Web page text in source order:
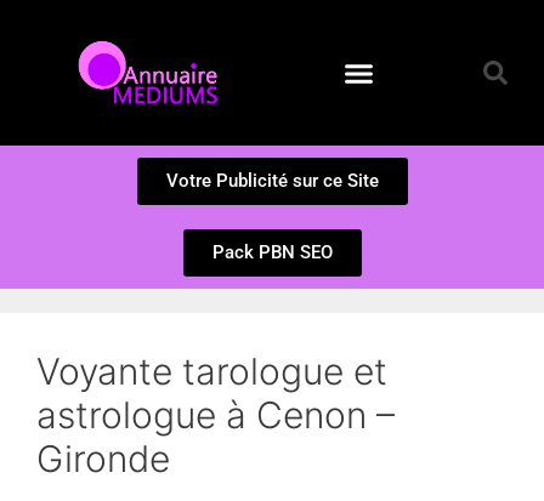
Votre Publicité sur ce Site
Pack PBN SEO
Voyante tarologue et
astrologue à Cenon –
Gironde